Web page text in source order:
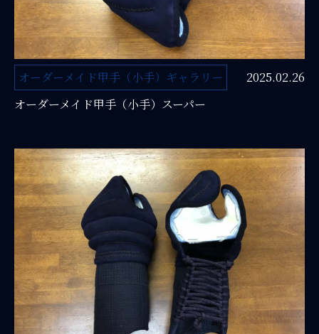
オーダーメイド甲手（小手）ギャラリー
2025.02.26
オーダーメイド甲手（小手）スーパー